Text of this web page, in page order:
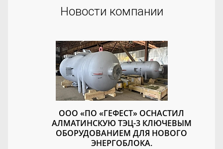
Новости компании
ООО «ПО «ГЕФЕСТ» ОСНАСТИЛ
АЛМАТИНСКУЮ ТЭЦ-3 КЛЮЧЕВЫМ
ОБОРУДОВАНИЕМ ДЛЯ НОВОГО
ЭНЕРГОБЛОКА.